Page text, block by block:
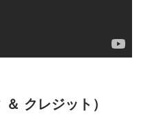
クレジット）